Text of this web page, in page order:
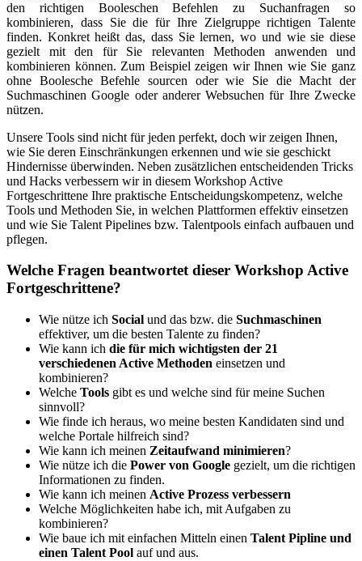
den richtigen Booleschen Befehlen zu Suchanfragen so
kombinieren, dass Sie die für Ihre Zielgruppe richtigen Talente
finden. Konkret heißt das, dass Sie lernen, wo und wie sie diese
gezielt mit den für Sie relevanten Methoden anwenden und
kombinieren können. Zum Beispiel zeigen wir Ihnen wie Sie ganz
ohne Boolesche Befehle sourcen oder wie Sie die Macht der
Suchmaschinen Google oder anderer Websuchen für Ihre Zwecke
nützen.
Unsere Tools sind nicht für jeden perfekt, doch wir zeigen Ihnen,
wie Sie deren Einschränkungen erkennen und wie sie geschickt
Hindernisse überwinden. Neben zusätzlichen entscheidenden Tricks
und Hacks verbessern wir in diesem Workshop Active
Fortgeschrittene Ihre praktische Entscheidungskompetenz, welche
Tools und Methoden Sie, in welchen Plattformen effektiv einsetzen
und wie Sie Talent Pipelines bzw. Talentpools einfach aufbauen und
pflegen.
Welche Fragen beantwortet dieser Workshop Active
Fortgeschrittene?
Wie nütze ich Social und das bzw. die Suchmaschinen
effektiver, um die besten Talente zu finden?
Wie kann ich die für mich wichtigsten der 21
verschiedenen Active Methoden einsetzen und
kombinieren?
Welche Tools gibt es und welche sind für meine Suchen
sinnvoll?
Wie finde ich heraus, wo meine besten Kandidaten sind und
welche Portale hilfreich sind?
Wie kann ich meinen Zeitaufwand minimieren?
Wie nütze ich die Power von Google gezielt, um die richtigen
Informationen zu finden.
Wie kann ich meinen Active Prozess verbessern
Welche Möglichkeiten habe ich, mit Aufgaben zu
kombinieren?
Wie baue ich mit einfachen Mitteln einen Talent Pipline und
einen Talent Pool auf und aus.